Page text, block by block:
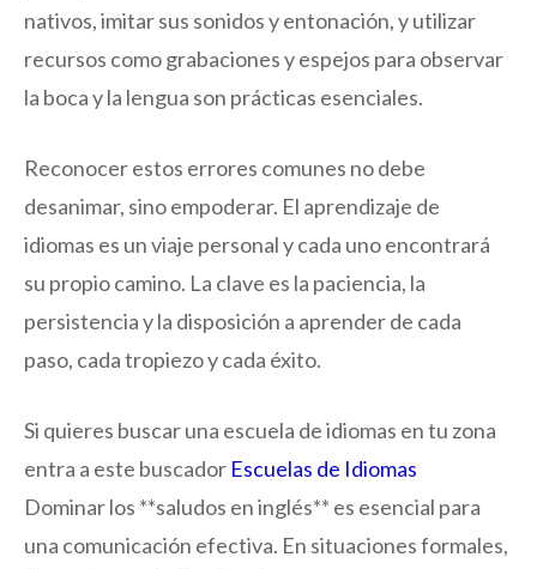
nativos, imitar sus sonidos y entonación, y utilizar
recursos como grabaciones y espejos para observar
la boca y la lengua son prácticas esenciales.
Reconocer estos errores comunes no debe
desanimar, sino empoderar. El aprendizaje de
idiomas es un viaje personal y cada uno encontrará
su propio camino. La clave es la paciencia, la
persistencia y la disposición a aprender de cada
paso, cada tropiezo y cada éxito.
Si quieres buscar una escuela de idiomas en tu zona
entra a este buscador Escuelas de Idiomas
Dominar los **saludos en inglés** es esencial para
una comunicación efectiva. En situaciones formales,